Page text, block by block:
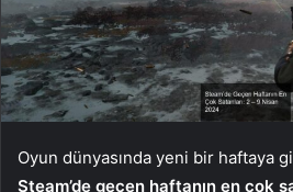
Oyun dünyasında yeni bir haftaya
Steam’de geçen haftanın en çok